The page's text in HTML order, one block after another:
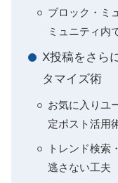
ブロック・ミ
ミュニティ内
X投稿をさら
タマイズ術
お気に入りユ
定ポスト活用
トレンド検索
逃さない工夫